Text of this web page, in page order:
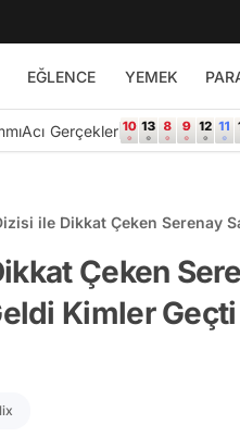
EĞLENCE YEMEK
Acı Gerçekler
ile Dikkat Çeken Serenay
Çeken
Kimler Geçti